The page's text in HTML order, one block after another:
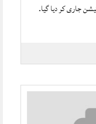
جاری کر دیا گیا۔